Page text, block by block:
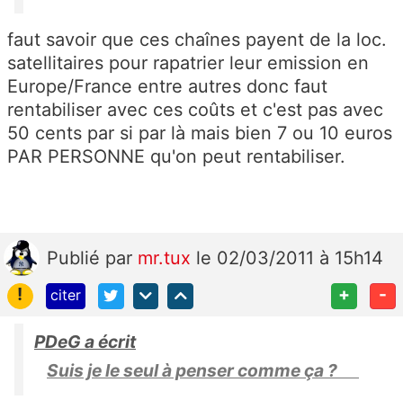
faut savoir que ces chaînes payent de la loc.
satellitaires pour rapatrier leur emission en
Europe/France entre autres donc faut
rentabiliser avec ces coûts et c'est pas avec
50 cents par si par là mais bien 7 ou 10 euros
PAR PERSONNE qu'on peut rentabiliser.
Publié par mr.tux le 02/03/2011 à 15h14
!
citer + -
PDeG a écrit
Suis je le seul à penser comme ça ?